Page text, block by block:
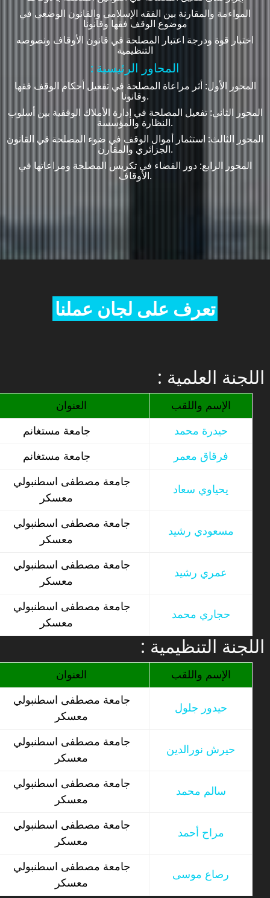
المواءمة والمقارنة بين الفقه الإسلامي والقانون الوضعي في
موضوع الوقف فقها وقانونا
اختبار قوة ودرجة اعتبار المصلحة في قانون الأوقاف ونصوصه
التنظيمية
: المحاور الرئيسية
المحور الأول: أثر مراعاة المصلحة في تفعيل أحكام الوقف فقها
وقانونا.
المحور الثاني: تفعيل المصلحة في إدارة الأملاك الوقفية بين أسلوب
النظارة والمؤسسة.
المحور الثالث: استثمار أموال الوقف في ضوء المصلحة في القانون
الجزائري والمقارن.
المحور الرابع: دور القضاء في تكريس المصلحة ومراعاتها في
الأوقاف.
تعرف على لجان عملنا
: اللجنة العلمية
العنوان الإسم واللقب
حيدرة محمد
فرقاق معمر
جامعة مصطفى اسطنبولي
يحياوي سعاد
جامعة مصطفى اسطنبولي
مسعودي رشيد
جامعة مصطفى اسطنبولي
عمري رشيد
جامعة مصطفى اسطنبولي
حجاري محمد
: اللجنة التنظيمية
العنوان الإسم واللقب
جامعة مصطفى اسطنبولي
معسكر
حيدور جلول
جامعة مصطفى اسطنبولي
معسكر
حيرش نورالدين
جامعة مصطفى اسطنبولي
معسكر
سالم محمد
جامعة مصطفى اسطنبولي
معسكر
مراح أحمد
جامعة مصطفى اسطنبولي
معسكر
رصاع موسى